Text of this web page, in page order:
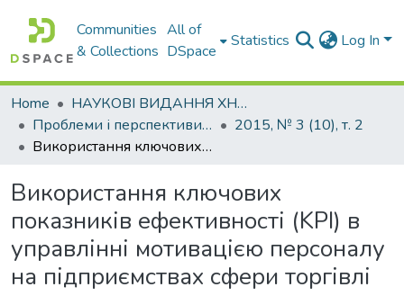
Communities
& Collections
All of
DSpace
Statistics Log In
Home
НАУКОВІ ВИДАННЯ ХНАДУ
Проблеми і перспективи розвитку підприємництва
2015, № 3 (10), т. 2
Використання ключових показників ефективності (KPI) в управлінні мотивацією персоналу на підприємствах сфери торгівлі
Використання ключових
показників ефективності (KPI) в
управлінні мотивацією персоналу
на підприємствах сфери торгівлі